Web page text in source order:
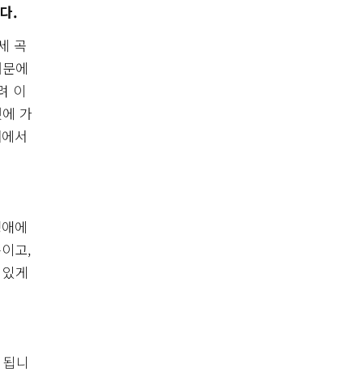
.
곡
에
이
가
서
에
고,
게
니